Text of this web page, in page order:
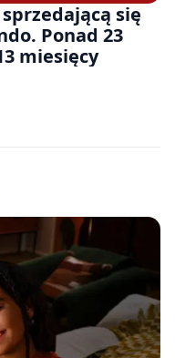
się
Ponad 23
miesięcy